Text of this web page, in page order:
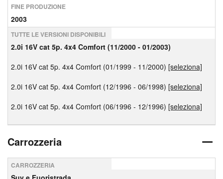
FINE PRODUZIONE
2003
TUTTE LE VERSIONI DISPONIBILI
2.0i 16V cat 5p. 4x4 Comfort (11/2000 - 01/2003)
2.0i 16V cat 5p. 4x4 Comfort (01/1999 - 11/2000) [seleziona]
2.0i 16V cat 5p. 4x4 Comfort (12/1996 - 06/1998) [seleziona]
2.0i 16V cat 5p. 4x4 Comfort (06/1996 - 12/1996) [seleziona]
Carrozzeria
CARROZZERIA